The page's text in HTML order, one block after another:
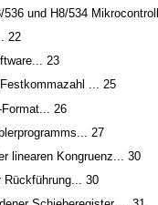
und H8/534
22
23
... 25
26
27
linearen Kongruenz... 30
Rückführung... 30